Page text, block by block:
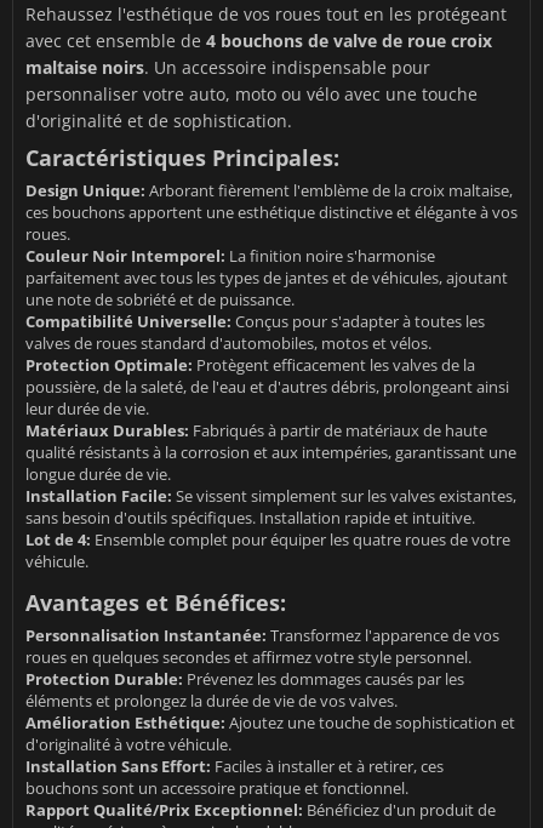
Rehaussez l'esthétique de vos roues tout en les protégeant
avec cet ensemble de 4 bouchons de valve de roue croix
maltaise noirs. Un accessoire indispensable pour
personnaliser votre auto, moto ou vélo avec une touche
d'originalité et de sophistication.
Caractéristiques Principales:
Design Unique: Arborant fièrement l'emblème de la croix maltaise,
ces bouchons apportent une esthétique distinctive et élégante à vos
roues.
Couleur Noir Intemporel: La finition noire s'harmonise
parfaitement avec tous les types de jantes et de véhicules, ajoutant
une note de sobriété et de puissance.
Compatibilité Universelle: Conçus pour s'adapter à toutes les
valves de roues standard d'automobiles, motos et vélos.
Protection Optimale: Protègent efficacement les valves de la
poussière, de la saleté, de l'eau et d'autres débris, prolongeant ainsi
leur durée de vie.
Matériaux Durables: Fabriqués à partir de matériaux de haute
qualité résistants à la corrosion et aux intempéries, garantissant une
longue durée de vie.
Installation Facile: Se vissent simplement sur les valves existantes,
sans besoin d'outils spécifiques. Installation rapide et intuitive.
Lot de 4: Ensemble complet pour équiper les quatre roues de votre
véhicule.
Avantages et Bénéfices:
Personnalisation Instantanée: Transformez l'apparence de vos
roues en quelques secondes et affirmez votre style personnel.
Protection Durable: Prévenez les dommages causés par les
éléments et prolongez la durée de vie de vos valves.
Amélioration Esthétique: Ajoutez une touche de sophistication et
d'originalité à votre véhicule.
Installation Sans Effort: Faciles à installer et à retirer, ces
bouchons sont un accessoire pratique et fonctionnel.
Rapport Qualité/Prix Exceptionnel: Bénéficiez d'un produit de